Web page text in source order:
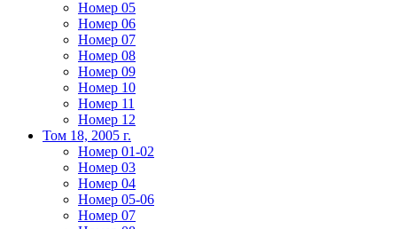
Номер 05
Номер 06
Номер 07
Номер 08
Номер 09
Номер 10
Номер 11
Номер 12
Том 18, 2005 г.
Номер 01-02
Номер 03
Номер 04
Номер 05-06
Номер 07